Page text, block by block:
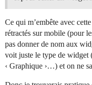
Ce qui m’embête avec
rétractés sur mobile (pour
pas donner de nom aux
voit juste le type de widget
‹ Graphique ›…) et on ne